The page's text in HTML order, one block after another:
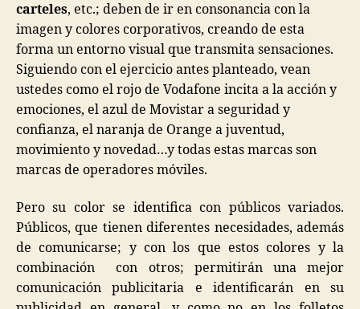
carteles, etc.; deben de ir en consonancia con la
imagen y colores corporativos, creando de esta
forma un entorno visual que transmita sensaciones.
Siguiendo con el ejercicio antes planteado, vean
ustedes como el rojo de Vodafone incita a la acción y
emociones, el azul de Movistar a seguridad y
confianza, el naranja de Orange a juventud,
movimiento y novedad…y todas estas marcas son
marcas de operadores móviles.
Pero su color se identifica con públicos variados.
Públicos, que tienen diferentes necesidades, además
de comunicarse; y con los que estos colores y la
combinación con otros; permitirán una mejor
comunicación publicitaria e identificarán en su